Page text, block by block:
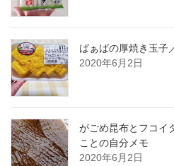
ばぁばの厚焼き玉子
2020年6月2日
がごめ昆布とフコイ
ことの自分メモ
2020年6月2日